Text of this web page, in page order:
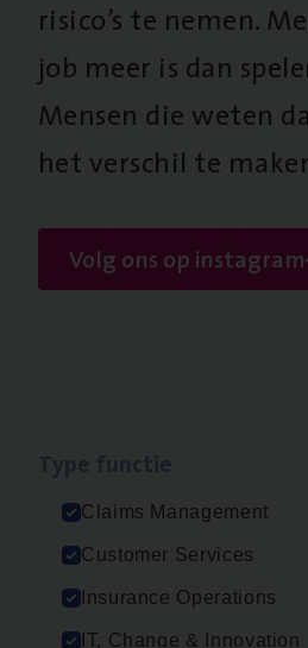
risico’s te nemen.
job meer is dan
Mensen die weten
het verschil te
Volg ons op instagram
Claims Management
Customer Services
Insurance Operations
IT, Change & Innovation